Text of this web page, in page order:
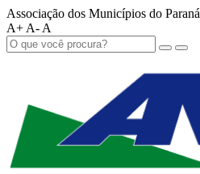
Associação dos Municípios do Paraná
A+ A- A